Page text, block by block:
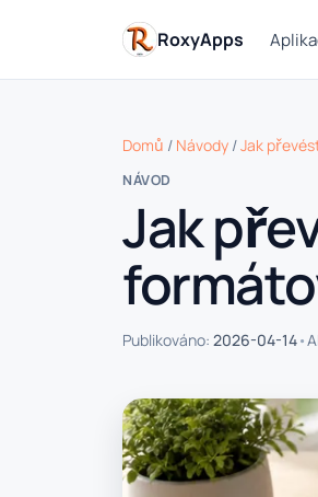
RoxyApps
Domů / Návody /Jak
NÁVOD
Jak
Publikováno: 2026-04-14•